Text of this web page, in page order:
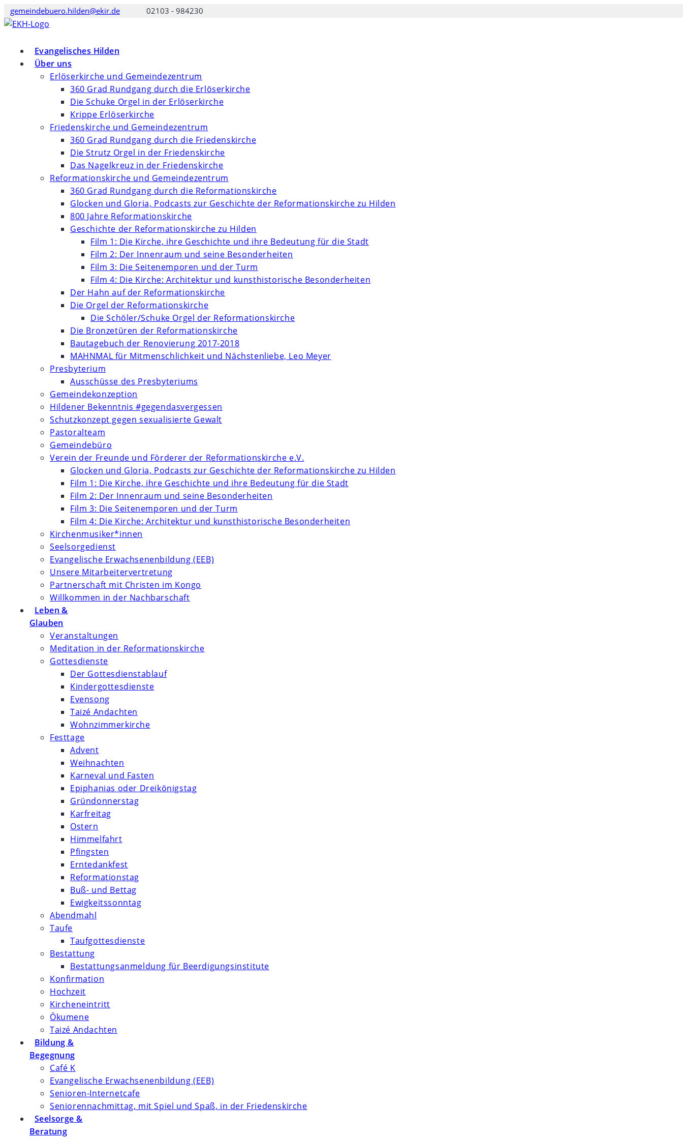
Zum
Inhalt
gemeindebuero.hilden@ekir.de 02103 - 984230
Evangelisches Hilden
Über uns
Erlöserkirche und Gemeindezentrum
360 Grad Rundgang durch die Erlöserkirche
Die Schuke Orgel in der Erlöserkirche
Krippe Erlöserkirche
Friedenskirche und Gemeindezentrum
360 Grad Rundgang durch die Friedenskirche
Die Strutz Orgel in der Friedenskirche
Das Nagelkreuz in der Friedenskirche
Reformationskirche und Gemeindezentrum
360 Grad Rundgang durch die Reformationskirche
Glocken und Gloria, Podcasts zur Geschichte der Reformationskirche zu Hilden
800 Jahre Reformationskirche
Geschichte der Reformationskirche zu Hilden
Film 1: Die Kirche, ihre Geschichte und ihre Bedeutung für die Stadt
Film 2: Der Innenraum und seine Besonderheiten
Film 3: Die Seitenemporen und der Turm
Film 4: Die Kirche: Architektur und kunsthistorische Besonderheiten
Der Hahn auf der Reformationskirche
Die Orgel der Reformationskirche
Die Schöler/Schuke Orgel der Reformationskirche
Die Bronzetüren der Reformationskirche
Bautagebuch der Renovierung 2017-2018
MAHNMAL für Mitmenschlichkeit und Nächstenliebe, Leo Meyer
Presbyterium
Ausschüsse des Presbyteriums
Gemeindekonzeption
Hildener Bekenntnis #gegendasvergessen
Schutzkonzept gegen sexualisierte Gewalt
Pastoralteam
Gemeindebüro
Verein der Freunde und Förderer der Reformationskirche e.V.
Glocken und Gloria, Podcasts zur Geschichte der Reformationskirche zu Hilden
Film 1: Die Kirche, ihre Geschichte und ihre Bedeutung für die Stadt
Film 2: Der Innenraum und seine Besonderheiten
Film 3: Die Seitenemporen und der Turm
Film 4: Die Kirche: Architektur und kunsthistorische Besonderheiten
Kirchenmusiker*innen
Seelsorgedienst
Evangelische Erwachsenenbildung (EEB)
Unsere Mitarbeitervertretung
Partnerschaft mit Christen im Kongo
Willkommen in der Nachbarschaft
Leben &
Glauben
Veranstaltungen
Meditation in der Reformationskirche
Gottesdienste
Der Gottesdienstablauf
Kindergottesdienste
Evensong
Taizé Andachten
Wohnzimmerkirche
Festtage
Advent
Weihnachten
Karneval und Fasten
Epiphanias oder Dreikönigstag
Gründonnerstag
Karfreitag
Ostern
Himmelfahrt
Pfingsten
Erntedankfest
Reformationstag
Buß- und Bettag
Ewigkeitssonntag
Abendmahl
Taufe
Taufgottesdienste
Bestattung
Bestattungsanmeldung für Beerdigungsinstitute
Konfirmation
Hochzeit
Kircheneintritt
Ökumene
Taizé Andachten
Bildung &
Begegnung
Café K
Evangelische Erwachsenenbildung (EEB)
Senioren-Internetcafe
Seniorennachmittag, mit Spiel und Spaß, in der Friedenskirche
Seelsorge &
Beratung